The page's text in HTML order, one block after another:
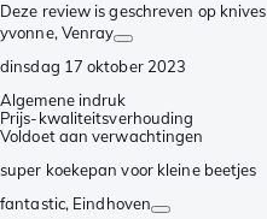
Deze review is geschreven op
yvonne, Venray
dinsdag 17 oktober 2023
Algemene indruk
Prijs-kwaliteitsverhouding
Voldoet aan verwachtingen
super koekepan voor kleine beetjes
fantastic, Eindhoven